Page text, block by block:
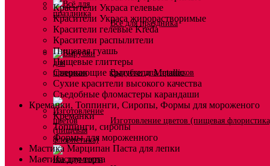
Всё для праздника
Вырубки для пряников
Изготовление цветов (пищевая
Красители Украса гелевые
Красители Украса жирорастворимые
Красители гелевые Kreda
Красители распылители
Пищевая гуашь
Пищевые глиттеры
Сверкающие красители Metallic
Сухие красители высокого качества
Съедобные фломастеры карандаши
Креманки, Топпинги, Сиропы, Формы для мороженого
Креманки
Топпинги, сиропы
Формы для мороженного
Мастика Марципан Паста для лепки
Мастика для торта